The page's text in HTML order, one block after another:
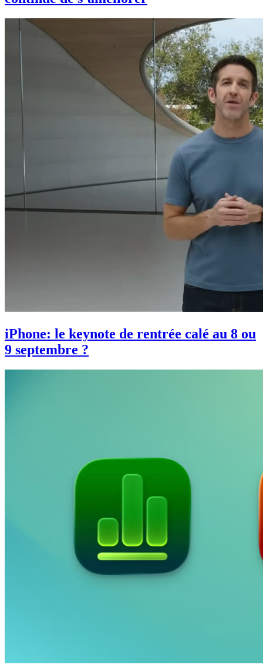
iPhone: le keynote de rentrée calé au 8 ou
9 septembre ?